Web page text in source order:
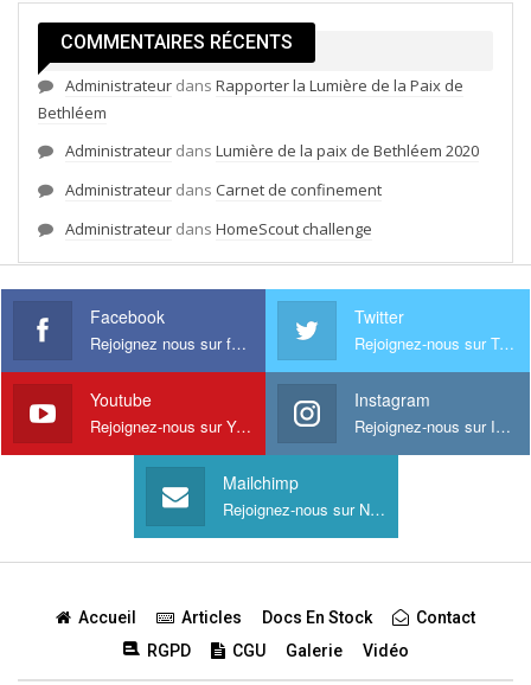
COMMENTAIRES RÉCENTS
Administrateur dans Rapporter la Lumière de la Paix de
Bethléem
Administrateur dans Lumière de la paix de Bethléem 2020
Administrateur dans Carnet de confinement
Administrateur dans HomeScout challenge
Facebook
Rejoignez nous sur facebook
Twitter
Rejoignez-nous sur Twitter
Youtube
Rejoignez-nous sur Youtube
Instagram
Rejoignez-nous sur Instagram
Mailchimp
Rejoignez-nous sur Newsletter
Accueil Articles Docs En Stock
Contact
RGPD
CGU Galerie Vidéo